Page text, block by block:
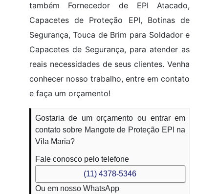
também Fornecedor de EPI Atacado,
Capacetes de Proteção EPI, Botinas de
Segurança, Touca de Brim para Soldador e
Capacetes de Segurança, para atender as
reais necessidades de seus clientes. Venha
conhecer nosso trabalho, entre em contato
e faça um orçamento!
Gostaria de um orçamento ou entrar em
contato sobre Mangote de Proteção EPI na
Vila Maria?
Fale conosco pelo telefone
(11) 4378-5346
Ou em nosso WhatsApp